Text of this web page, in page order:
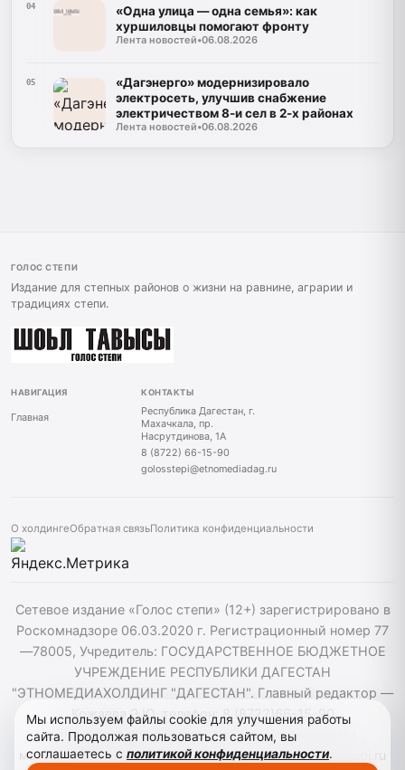
04
«Одна улица — одна семья»: как
хуршиловцы помогают фронту
Лента новостей•06.08.2026
05
«Дагэнерго» модернизировало
электросеть, улучшив снабжение
электричеством 8-и сел в 2-х районах
Лента новостей•06.08.2026
ГОЛОС СТЕПИ
Издание для степных районов о жизни на равнине, аграрии и
традициях степи.
НАВИГАЦИЯ
Главная
КОНТАКТЫ
Республика Дагестан, г.
Махачкала, пр.
Насрутдинова, 1А
8 (8722) 66-15-90
golosstepi@etnomediadag.ru
О холдингеОбратная связьПолитика конфиденциальности
Сетевое издание «Голос степи» (12+) зарегистрировано в
Роскомнадзоре 06.03.2020 г. Регистрационный номер 77
—78005, Учредитель: ГОСУДАРСТВЕННОЕ БЮДЖЕТНОЕ
УЧРЕЖДЕНИЕ РЕСПУБЛИКИ ДАГЕСТАН
"ЭТНОМЕДИАХОЛДИНГ "ДАГЕСТАН". Главный редактор —
Кожаева Э.Ю. телефон: 8 (8722)66-15-90
golosstepi@etnomediadag.ru При использовании
материалов сайта активная гиперссылка на golosstepi.ru
Мы используем файлы cookie для улучшения работы
сайта. Продолжая пользоваться сайтом, вы
соглашаетесь с политикой конфиденциальности.